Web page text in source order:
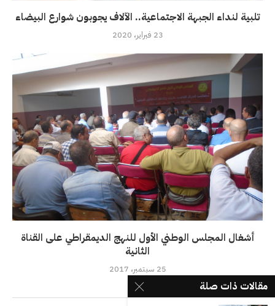
تلبية لنداء الجبهة الاجتماعية.. الآلاف يجوبون شوارع البيضاء
23 فبراير، 2020
أشغال المجلس الوطني الأول للنهج الديمقراطي على القناة
الثانية
25 سبتمبر، 2017
مقالات ذات صلة